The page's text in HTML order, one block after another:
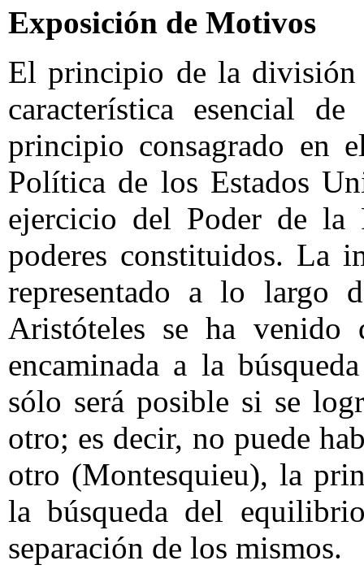
Exposición de Motivos
El principio de la división
característica esencial
principio consagrado en
Política de los Estados
ejercicio del Poder de la
poderes constituidos. La
representado a lo largo
Aristóteles se ha venido
encaminada a la
sólo será posible si se
otro; es decir, no puede
otro (Montesquieu), la
la búsqueda del
separación de los mismos.